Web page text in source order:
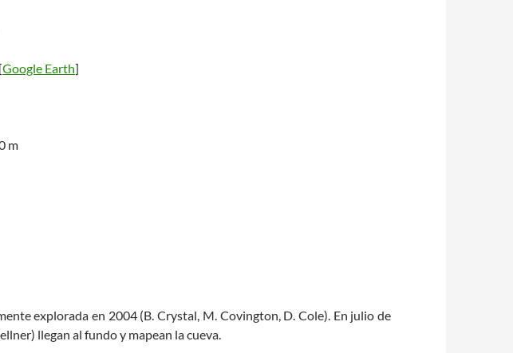
Google Earth]
m
explorada en 2004 (B. Crystal, M. Covington, D. Cole). En julio de
llegan al fundo y mapean la cueva.